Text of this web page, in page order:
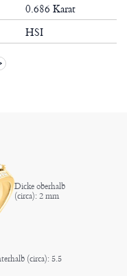
0.686 Karat
HSI
Dicke oberhalb
(circa): 2 mm
(circa): 5.5